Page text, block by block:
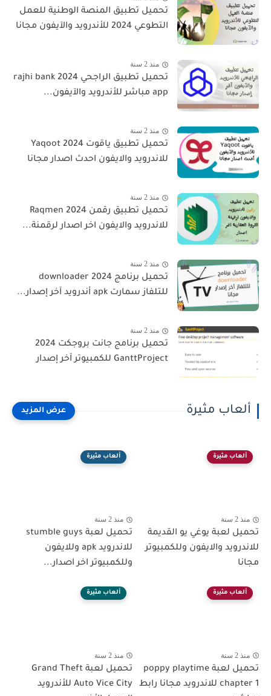
تحميل تطبيق المنصة الوطنية للعمل
التطوعي 2024 للأندرويد والآيفون مجانا
منذ 2 سنة
تحميل تطبيق الراجحي 2024 rajhi bank
app مباشر للأندرويد والآيفون...
منذ 2 سنة
تحميل تطبيق ياقوت 2024 Yaqoot
للاندرويد والايفون احدث اصدار مجانا
منذ 2 سنة
تحميل تطبيق رقمن 2024 Raqmen
للاندرويد والايفون اخر اصدار لرقمنة...
منذ 2 سنة
تحميل برنامج downloader 2024
للتلفاز سمارت apk أندرويد آخر إصدار...
منذ 2 سنة
تحميل برنامج جانت بروجكت 2024
GanttProject للكمبيوتر آخر إصدار
ألعاب مثيرة
ألعاب مثيرة
منذ 2 سنة
تحميل لعبة يوغي يو القديمة
للاندرويد والايفون وللكمبيوتر
مجانا
ألعاب مثيرة
منذ 2 سنة
تحميل لعبة stumble guys
للاندرويد apk وللايفون
وللكمبيوتر اخر اصدار...
ألعاب مثيرة
منذ 2 سنة
تحميل لعبة poppy playtime
chapter 1 للاندرويد مجانا رابط
ألعاب مثيرة
منذ 2 سنة
تحميل لعبة Grand Theft
Auto Vice City للأندرويد